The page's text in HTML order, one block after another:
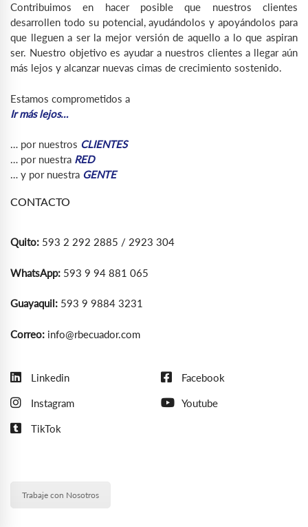
Contribuimos en hacer posible que nuestros clientes
desarrollen todo su potencial, ayudándolos y apoyándolos para
que lleguen a ser la mejor versión de aquello a lo que aspiran
ser. Nuestro objetivo es ayudar a nuestros clientes a llegar aún
más lejos y alcanzar nuevas cimas de crecimiento sostenido.
Estamos comprometidos a
Ir más lejos…
… por nuestros CLIENTES
… por nuestra RED
… y por nuestra GENTE
CONTACTO
Quito: 593 2 292 2885 / 2923 304
WhatsApp: 593 9 94 881 065
Guayaquil: 593 9 9884 3231
Correo: info@rbecuador.com
Linkedin Facebook
Instagram Youtube
TikTok
Trabaje con Nosotros